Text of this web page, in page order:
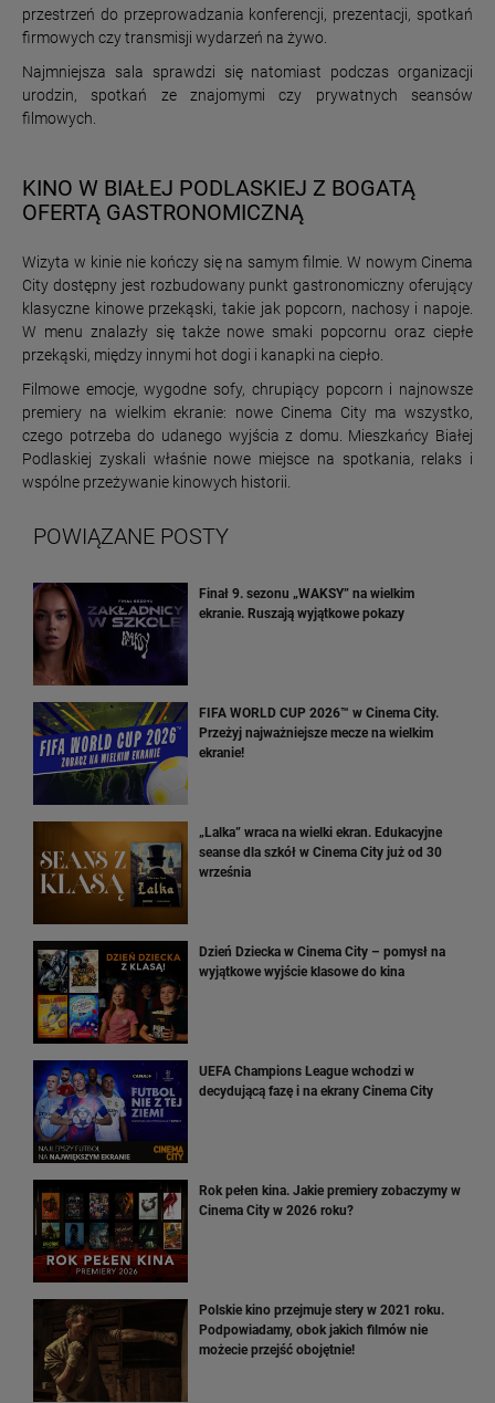
przestrzeń do przeprowadzania konferencji, prezentacji, spotkań
firmowych czy transmisji wydarzeń na żywo.
Najmniejsza sala sprawdzi się natomiast podczas organizacji
urodzin, spotkań ze znajomymi czy prywatnych seansów
filmowych.
KINO W BIAŁEJ PODLASKIEJ Z BOGATĄ
OFERTĄ GASTRONOMICZNĄ
Wizyta w kinie nie kończy się na samym filmie. W nowym Cinema
City dostępny jest rozbudowany punkt gastronomiczny oferujący
klasyczne kinowe przekąski, takie jak popcorn, nachosy i napoje.
W menu znalazły się także nowe smaki popcornu oraz ciepłe
przekąski, między innymi hot dogi i kanapki na ciepło.
Filmowe emocje, wygodne sofy, chrupiący popcorn i najnowsze
premiery na wielkim ekranie: nowe Cinema City ma wszystko,
czego potrzeba do udanego wyjścia z domu. Mieszkańcy Białej
Podlaskiej zyskali właśnie nowe miejsce na spotkania, relaks i
wspólne przeżywanie kinowych historii.
POWIĄZANE POSTY
Finał 9. sezonu „WAKSY” na wielkim
ekranie. Ruszają wyjątkowe pokazy
FIFA WORLD CUP 2026™ w Cinema City.
Przeżyj najważniejsze mecze na wielkim
ekranie!
„Lalka” wraca na wielki ekran. Edukacyjne
seanse dla szkół w Cinema City już od 30
września
Dzień Dziecka w Cinema City – pomysł na
wyjątkowe wyjście klasowe do kina
UEFA Champions League wchodzi w
decydującą fazę i na ekrany Cinema City
Rok pełen kina. Jakie premiery zobaczymy w
Cinema City w 2026 roku?
Polskie kino przejmuje stery w 2021 roku.
Podpowiadamy, obok jakich filmów nie
możecie przejść obojętnie!